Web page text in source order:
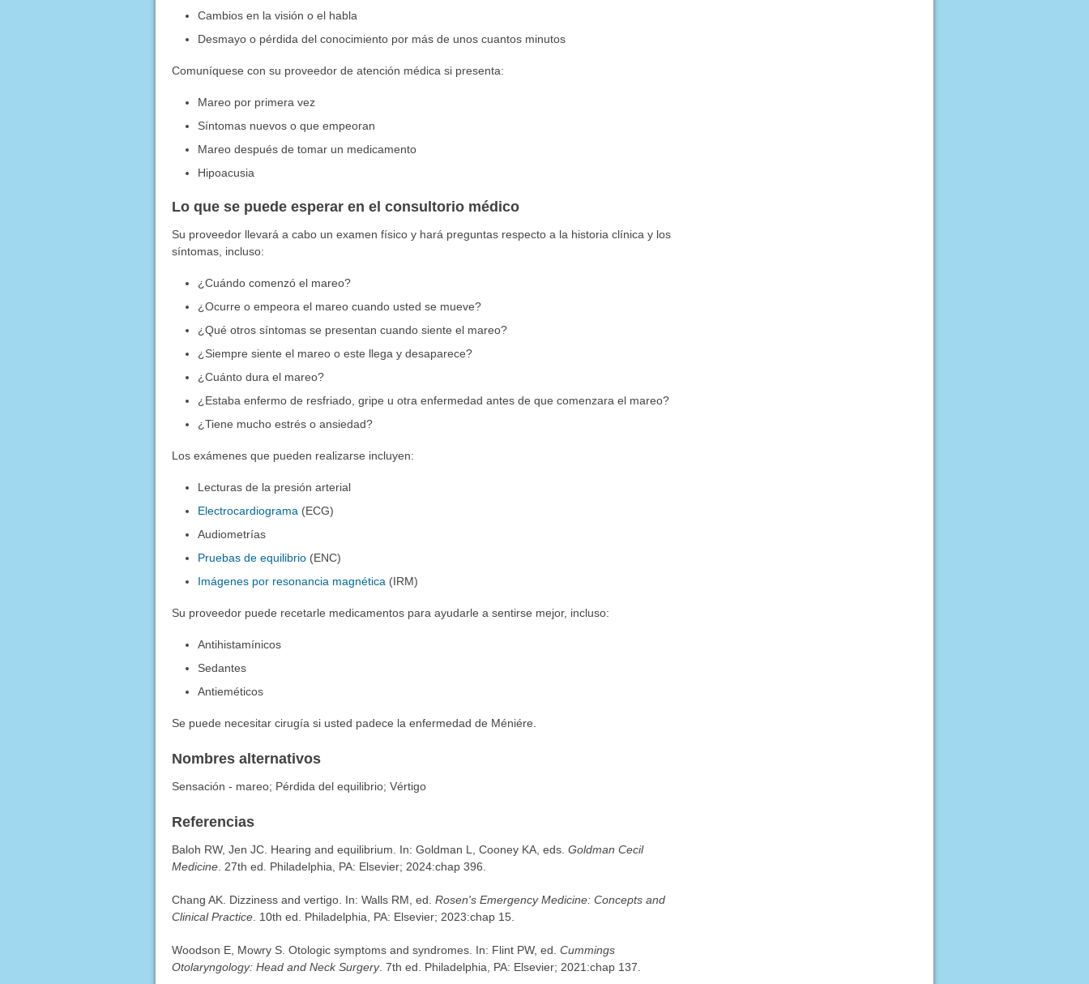
Cambios en la visión o el habla
Desmayo o pérdida del conocimiento por más de unos cuantos minutos
Comuníquese con su proveedor de atención médica si presenta:
Mareo por primera vez
Síntomas nuevos o que empeoran
Mareo después de tomar un medicamento
Hipoacusia
Lo que se puede esperar en el consultorio médico
Su proveedor llevará a cabo un examen físico y hará preguntas respecto a la historia clínica y los
síntomas, incluso:
¿Cuándo comenzó el mareo?
¿Ocurre o empeora el mareo cuando usted se mueve?
¿Qué otros síntomas se presentan cuando siente el mareo?
¿Siempre siente el mareo o este llega y desaparece?
¿Cuánto dura el mareo?
¿Estaba enfermo de resfriado, gripe u otra enfermedad antes de que comenzara el mareo?
¿Tiene mucho estrés o ansiedad?
Los exámenes que pueden realizarse incluyen:
Lecturas de la presión arterial
Electrocardiograma (ECG)
Audiometrías
Pruebas de equilibrio (ENC)
Imágenes por resonancia magnética (IRM)
Su proveedor puede recetarle medicamentos para ayudarle a sentirse mejor, incluso:
Antihistamínicos
Sedantes
Antieméticos
Se puede necesitar cirugía si usted padece la enfermedad de Méniére.
Nombres alternativos
Sensación - mareo; Pérdida del equilibrio; Vértigo
Referencias
Baloh RW, Jen JC. Hearing and equilibrium. In: Goldman L, Cooney KA, eds. Goldman Cecil
Medicine. 27th ed. Philadelphia, PA: Elsevier; 2024:chap 396.
Chang AK. Dizziness and vertigo. In: Walls RM, ed. Rosen's Emergency Medicine: Concepts and
Clinical Practice. 10th ed. Philadelphia, PA: Elsevier; 2023:chap 15.
Woodson E, Mowry S. Otologic symptoms and syndromes. In: Flint PW, ed. Cummings
Otolaryngology: Head and Neck Surgery. 7th ed. Philadelphia, PA: Elsevier; 2021:chap 137.